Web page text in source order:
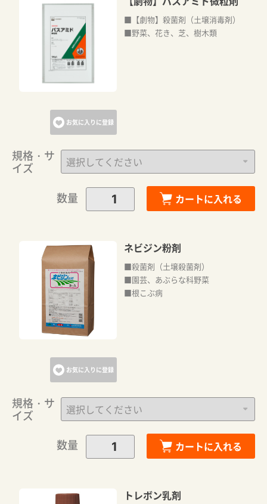
お気に入りに登録
■【劇物】殺菌剤（土壌消毒剤）
■野菜、花き、芝、樹木類
規格・サ
イズ
数量
カートに入れる
お気に入りに登録
ネビジン粉剤
■殺菌剤（土壌殺菌剤）
■園芸、あぶらな科野菜
■根こぶ病
規格・サ
イズ
数量
カートに入れる
トレボン乳剤